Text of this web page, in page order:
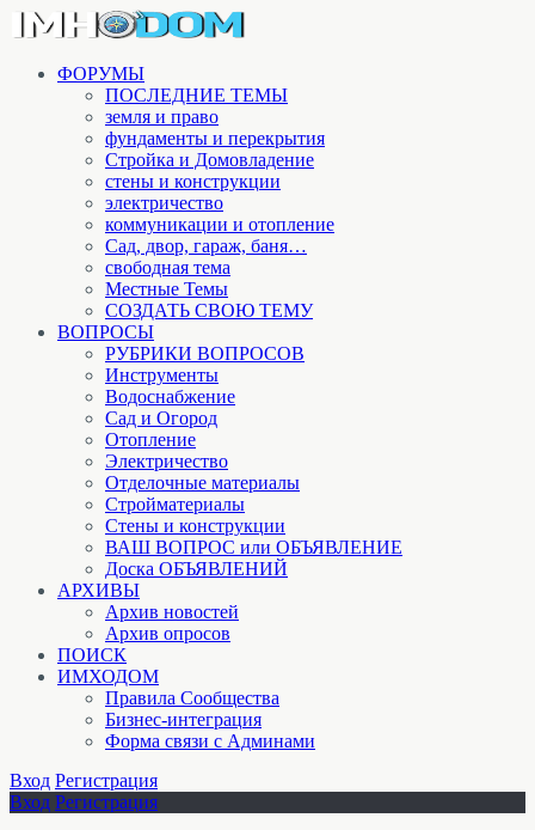
ФОРУМЫ
ПОСЛЕДНИЕ ТЕМЫ
земля и право
фундаменты и перекрытия
Стройка и Домовладение
стены и конструкции
электричество
коммуникации и отопление
Cад, двор, гараж, баня…
свободная тема
Местные Темы
СОЗДАТЬ СВОЮ ТЕМУ
ВОПРОСЫ
РУБРИКИ ВОПРОСОВ
Инструменты
Водоснабжение
Сад и Огород
Отопление
Электричество
Отделочные материалы
Стройматериалы
Стены и конструкции
ВАШ ВОПРОС или ОБЪЯВЛЕНИЕ
Доска ОБЪЯВЛЕНИЙ
АРХИВЫ
Архив новостей
Архив опросов
ПОИСК
ИМХОДОМ
Правила Сообщества
Бизнес-интеграция
Форма связи с Админами
Вход Регистрация
Вход Регистрация